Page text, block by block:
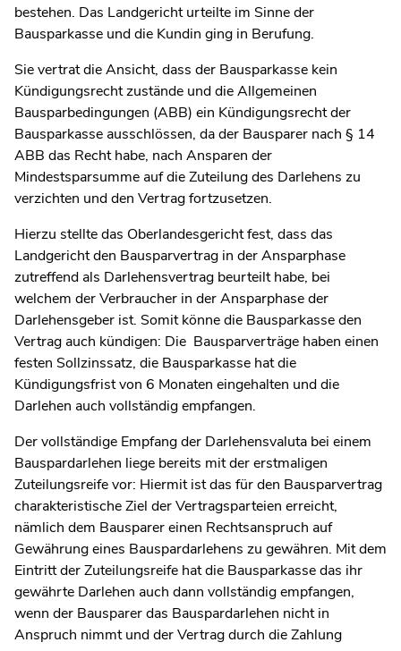
bestehen. Das Landgericht urteilte im Sinne der
Bausparkasse und die Kundin ging in Berufung.
Sie vertrat die Ansicht, dass der Bausparkasse kein
Kündigungsrecht zustände und die Allgemeinen
Bausparbedingungen (ABB) ein Kündigungsrecht der
Bausparkasse ausschlössen, da der Bausparer nach § 14
ABB das Recht habe, nach Ansparen der
Mindestsparsumme auf die Zuteilung des Darlehens zu
verzichten und den Vertrag fortzusetzen.
Hierzu stellte das Oberlandesgericht fest, dass das
Landgericht den Bausparvertrag in der Ansparphase
zutreffend als Darlehensvertrag beurteilt habe, bei
welchem der Verbraucher in der Ansparphase der
Darlehensgeber ist. Somit könne die Bausparkasse den
Vertrag auch kündigen: Die Bausparverträge haben einen
festen Sollzinssatz, die Bausparkasse hat die
Kündigungsfrist von 6 Monaten eingehalten und die
Darlehen auch vollständig empfangen.
Der vollständige Empfang der Darlehensvaluta bei einem
Bauspardarlehen liege bereits mit der erstmaligen
Zuteilungsreife vor: Hiermit ist das für den Bausparvertrag
charakteristische Ziel der Vertragsparteien erreicht,
nämlich dem Bausparer einen Rechtsanspruch auf
Gewährung eines Bauspardarlehens zu gewähren. Mit dem
Eintritt der Zuteilungsreife hat die Bausparkasse das ihr
gewährte Darlehen auch dann vollständig empfangen,
wenn der Bausparer das Bauspardarlehen nicht in
Anspruch nimmt und der Vertrag durch die Zahlung